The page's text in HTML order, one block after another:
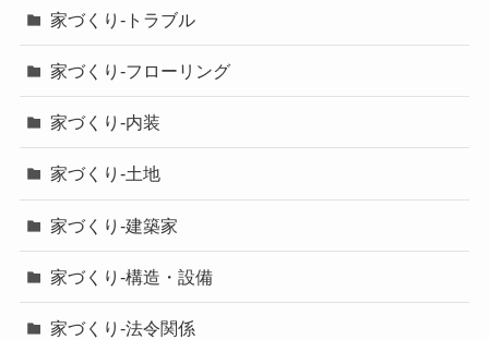
家づくり-トラブル
家づくり-フローリング
家づくり-内装
家づくり-土地
家づくり-建築家
家づくり-構造・設備
家づくり-法令関係